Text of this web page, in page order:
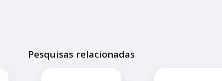
Pesquisas relacionadas